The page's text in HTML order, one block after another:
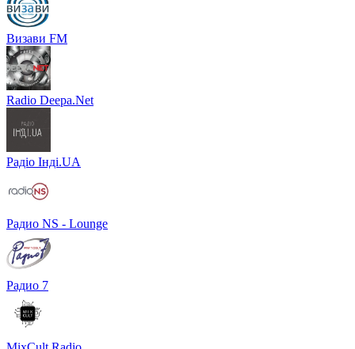
Визави FM
Radio Deepa.Net
Радіо Інді.UA
Радио NS - Lounge
Радио 7